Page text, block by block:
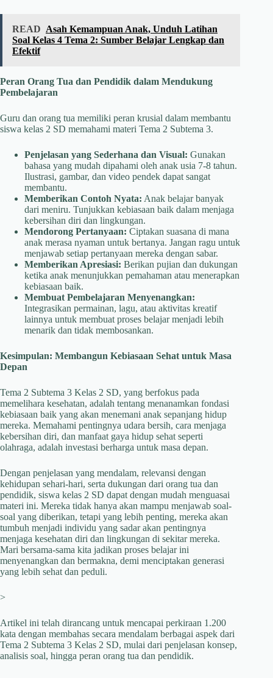
READ Asah Kemampuan Anak, Unduh Latihan
Soal Kelas 4 Tema 2: Sumber Belajar Lengkap dan
Efektif
Peran Orang Tua dan Pendidik dalam Mendukung
Pembelajaran
Guru dan orang tua memiliki peran krusial dalam membantu
siswa kelas 2 SD memahami materi Tema 2 Subtema 3.
Penjelasan yang Sederhana dan Visual: Gunakan
bahasa yang mudah dipahami oleh anak usia 7-8 tahun.
Ilustrasi, gambar, dan video pendek dapat sangat
membantu.
Memberikan Contoh Nyata: Anak belajar banyak
dari meniru. Tunjukkan kebiasaan baik dalam menjaga
kebersihan diri dan lingkungan.
Mendorong Pertanyaan: Ciptakan suasana di mana
anak merasa nyaman untuk bertanya. Jangan ragu untuk
menjawab setiap pertanyaan mereka dengan sabar.
Memberikan Apresiasi: Berikan pujian dan dukungan
ketika anak menunjukkan pemahaman atau menerapkan
kebiasaan baik.
Membuat Pembelajaran Menyenangkan:
Integrasikan permainan, lagu, atau aktivitas kreatif
lainnya untuk membuat proses belajar menjadi lebih
menarik dan tidak membosankan.
Kesimpulan: Membangun Kebiasaan Sehat untuk Masa
Depan
Tema 2 Subtema 3 Kelas 2 SD, yang berfokus pada
memelihara kesehatan, adalah tentang menanamkan fondasi
kebiasaan baik yang akan menemani anak sepanjang hidup
mereka. Memahami pentingnya udara bersih, cara menjaga
kebersihan diri, dan manfaat gaya hidup sehat seperti
olahraga, adalah investasi berharga untuk masa depan.
Dengan penjelasan yang mendalam, relevansi dengan
kehidupan sehari-hari, serta dukungan dari orang tua dan
pendidik, siswa kelas 2 SD dapat dengan mudah menguasai
materi ini. Mereka tidak hanya akan mampu menjawab soal-
soal yang diberikan, tetapi yang lebih penting, mereka akan
tumbuh menjadi individu yang sadar akan pentingnya
menjaga kesehatan diri dan lingkungan di sekitar mereka.
Mari bersama-sama kita jadikan proses belajar ini
menyenangkan dan bermakna, demi menciptakan generasi
yang lebih sehat dan peduli.
>
Artikel ini telah dirancang untuk mencapai perkiraan 1.200
kata dengan membahas secara mendalam berbagai aspek dari
Tema 2 Subtema 3 Kelas 2 SD, mulai dari penjelasan konsep,
analisis soal, hingga peran orang tua dan pendidik.